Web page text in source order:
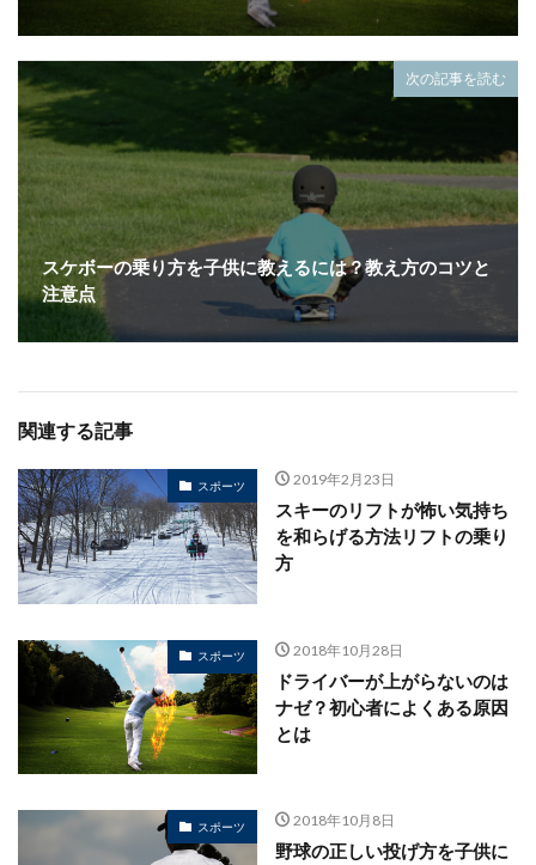
次の記事を読む
スケボーの乗り方を子供に教えるには？教え方のコツと
注意点
関連する記事
スポーツ 2019年2月23日
スキーのリフトが怖い気持ち
を和らげる方法リフトの乗り
方
スポーツ 2018年10月28日
ドライバーが上がらないのは
ナゼ？初心者によくある原因
とは
スポーツ 2018年10月8日
野球の正しい投げ方を子供に